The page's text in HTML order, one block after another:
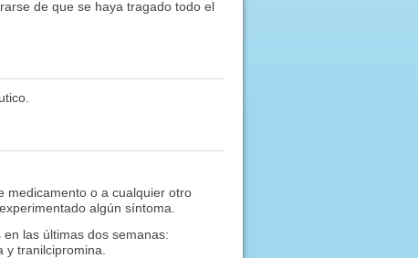
de que se haya tragado todo el
medicamento o a cualquier otro
algún síntoma.
las últimas dos semanas:
tranilcipromina.